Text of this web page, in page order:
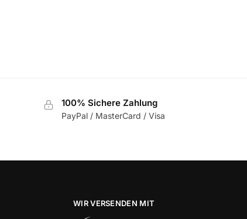
100% Sichere Zahlung
PayPal / MasterCard / Visa
WIR VERSENDEN MIT